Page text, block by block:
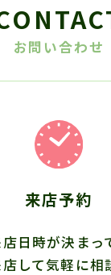
お問い合わせ
来店予約
日時が決まっ
して気軽に相